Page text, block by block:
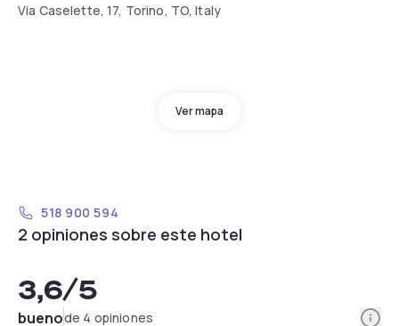
Via Caselette, 17, Torino, TO, Italy
Ver mapa
518 900 594
2 opiniones sobre este hotel
3,6/5
buenode 4 opiniones